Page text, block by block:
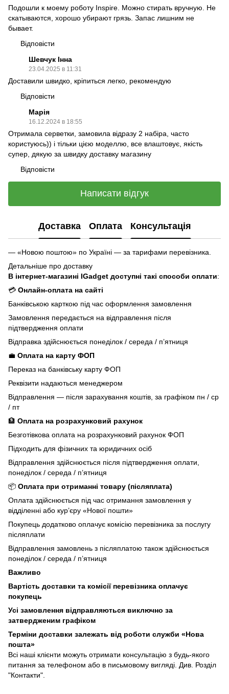
Подошли к моему роботу Inspire. Можно стирать вручную. Не
скатываются, хорошо убирают грязь. Запас лишним не
бывает.
Відповісти
Шевчук Інна
23.04.2025 в 11:31
Доставили швидко, кріпиться легко, рекомендую
Відповісти
Марія
16.12.2024 в 18:55
Отримала серветки, замовила відразу 2 набіра, часто
користуюсь)) і тільки цією моделлю, все влаштовує, якість
супер, дякую за швидку доставку магазину
Відповісти
Написати відгук
Доставка Оплата Консультація
— «Новою поштою» по Україні — за тарифами перевізника.
Детальніше про доставку
В інтернет-магазині IGadget доступні такі способи оплати:
💳 Онлайн-оплата на сайті
Банківською карткою під час оформлення замовлення
Замовлення передається на відправлення після
підтвердження оплати
Відправка здійснюється понеділок / середа / п’ятниця
💼 Оплата на карту ФОП
Переказ на банківську карту ФОП
Реквізити надаються менеджером
Відправлення — після зарахування коштів, за графіком пн / ср
/ пт
🏦 Оплата на розрахунковий рахунок
Безготівкова оплата на розрахунковий рахунок ФОП
Підходить для фізичних та юридичних осіб
Відправлення здійснюється після підтвердження оплати,
понеділок / середа / п’ятниця
📦 Оплата при отриманні товару (післяплата)
Оплата здійснюється під час отримання замовлення у
відділенні або кур’єру «Нової пошти»
Покупець додатково оплачує комісію перевізника за послугу
післяплати
Відправлення замовлень з післяплатою також здійснюється
понеділок / середа / п’ятниця
Важливо
Вартість доставки та комісії перевізника оплачує
покупець
Усі замовлення відправляються виключно за
затвердженим графіком
Терміни доставки залежать від роботи служби «Нова
пошта»
Всі наші клієнти можуть отримати консультацію з будь-якого
питання за телефоном або в письмовому вигляді. Див. Розділ
"Контакти".